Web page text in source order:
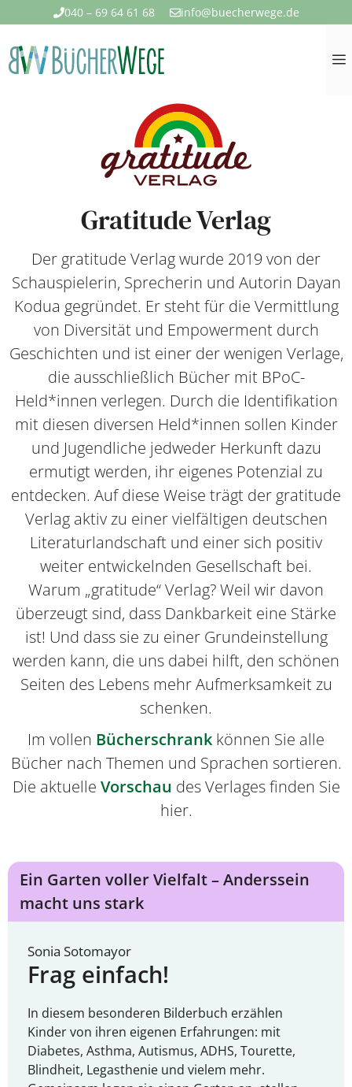
Inhalt
springen
040 – 69 64 61 68 info@buecherwege.de
Gratitude Verlag
Der gratitude Verlag wurde 2019 von der
Schauspielerin, Sprecherin und Autorin Dayan
Kodua gegründet. Er steht für die Vermittlung
von Diversität und Empowerment durch
Geschichten und ist einer der wenigen Verlage,
die ausschließlich Bücher mit BPoC-
Held*innen verlegen. Durch die Identifikation
mit diesen diversen Held*innen sollen Kinder
und Jugendliche jedweder Herkunft dazu
ermutigt werden, ihr eigenes Potenzial zu
entdecken. Auf diese Weise trägt der gratitude
Verlag aktiv zu einer vielfältigen deutschen
Literaturlandschaft und einer sich positiv
weiter entwickelnden Gesellschaft bei.
Warum „gratitude“ Verlag? Weil wir davon
überzeugt sind, dass Dankbarkeit eine Stärke
ist! Und dass sie zu einer Grundeinstellung
werden kann, die uns dabei hilft, den schönen
Seiten des Lebens mehr Aufmerksamkeit zu
schenken.
Im vollen Bücherschrankkönnen Sie alle
Bücher nach Themen und Sprachen sortieren.
Die aktuelle Vorschau des Verlages finden Sie
hier.
Ein Garten voller Vielfalt – Anderssein
macht uns stark
Sonia Sotomayor
Frag einfach!
In diesem besonderen Bilderbuch erzählen
Kinder von ihren eigenen Erfahrungen: mit
Diabetes, Asthma, Autismus, ADHS, Tourette,
Blindheit, Legasthenie und vielem mehr.